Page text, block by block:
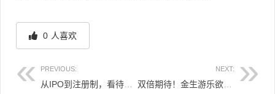
0 人喜欢
PREVIOUS: NEXT:
双倍期待！金生游乐欲赴纳斯达克上市，融资发展新里程